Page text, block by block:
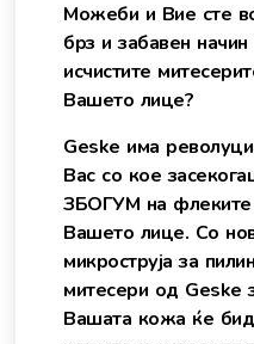
Можеби и Вие сте
брз и забавен начин
исчистите
Вашето лице?
Geske има
Вас со кое
ЗБОГУМ на флеките
Вашето лице. Со
микроструја за
митесери од Geske
Вашата кожа ќе